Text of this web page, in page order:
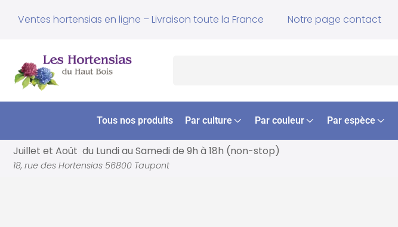
Ventes hortensias en ligne – Livraison toute la France Notre page contact
Tous nos produits Par culture Par couleur Par espèce
Juillet et Août du Lundi au Samedi de 9h à 18h (non-stop)
18, rue des Hortensias 56800 Taupont